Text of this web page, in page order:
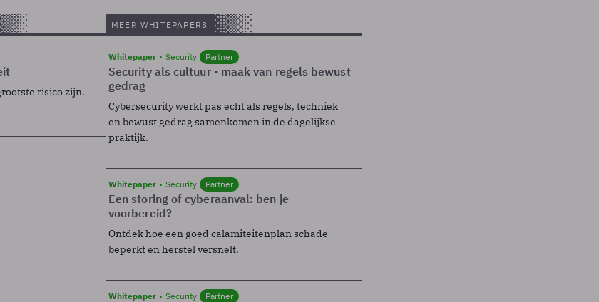
risico zijn.
MEER WHITEPAPERS
Whitepaper Security Partner
Security als cultuur - maak van regels bewust
gedrag
Cybersecurity werkt pas echt als regels, techniek
en bewust gedrag samenkomen in de dagelijkse
praktijk.
Whitepaper Security Partner
Een storing of cyberaanval: ben je
voorbereid?
Ontdek hoe een goed calamiteitenplan schade
beperkt en herstel versnelt.
Whitepaper Security Partner